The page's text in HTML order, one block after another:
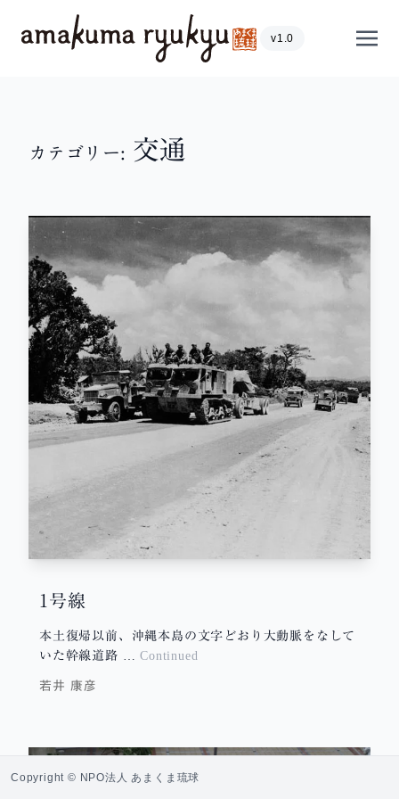
v1.0
カテゴリー: 交通
1号線
本土復帰以前、沖縄本島の文字どおり大動脈をなして
いた幹線道路 …Continued
若井 康彦
Copyright © NPO法人 あまくま琉球